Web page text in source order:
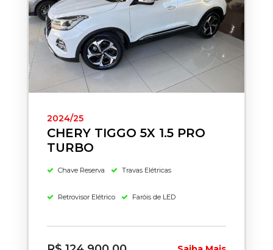
2024/25
CHERY TIGGO 5X 1.5 PRO
TURBO
Chave Reserva Travas Elétricas
Retrovisor Elétrico Faróis de LED